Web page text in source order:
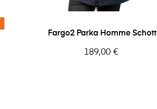
Fargo2 Parka Homme Schott
Prix
189,00 €